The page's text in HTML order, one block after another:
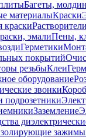
Багеты,
материалыКраски
краскиРастворители
эмалиПены,
Герметики
покрытий
резьбыКлеи
оборудование
звонки
подрозетники
Заземление
зажимы